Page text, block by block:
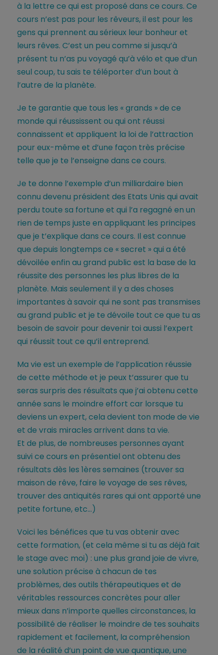
à la lettre ce qui est proposé dans ce cours. Ce
cours n’est pas pour les rêveurs, il est pour les
gens qui prennent au sérieux leur bonheur et
leurs rêves. C’est un peu comme si jusqu’à
présent tu n’as pu voyagé qu’à vélo et que d’un
seul coup, tu sais te téléporter d’un bout à
l’autre de la planète.
Je te garantie que tous les « grands » de ce
monde qui réussissent ou qui ont réussi
connaissent et appliquent la loi de l’attraction
pour eux-même et d’une façon très précise
telle que je te l’enseigne dans ce cours.
Je te donne l’exemple d’un milliardaire bien
connu devenu président des Etats Unis qui avait
perdu toute sa fortune et qui l’a regagné en un
rien de temps juste en appliquant les principes
que je t’explique dans ce cours. Il est connue
que depuis longtemps ce « secret » qui a été
dévoilée enfin au grand public est la base de la
réussite des personnes les plus libres de la
planète. Mais seulement il y a des choses
importantes à savoir qui ne sont pas transmises
au grand public et je te dévoile tout ce que tu as
besoin de savoir pour devenir toi aussi l’expert
qui réussit tout ce qu’il entreprend.
Ma vie est un exemple de l’application réussie
de cette méthode et je peux t’assurer que tu
seras surpris des résultats que j’ai obtenu cette
année sans le moindre effort car lorsque tu
deviens un expert, cela devient ton mode de vie
et de vrais miracles arrivent dans ta vie.
Et de plus, de nombreuses personnes ayant
suivi ce cours en présentiel ont obtenu des
résultats dès les 1ères semaines (trouver sa
maison de rêve, faire le voyage de ses rêves,
trouver des antiquités rares qui ont apporté une
petite fortune, etc…)
Voici les bénéfices que tu vas obtenir avec
cette formation, (et cela même si tu as déjà fait
le stage avec moi) : une plus grand joie de vivre,
une solution précise à chacun de tes
problèmes, des outils thérapeutiques et de
véritables ressources concrètes pour aller
mieux dans n’importe quelles circonstances, la
possibilité de réaliser le moindre de tes souhaits
rapidement et facilement, la compréhension
de la réalité d’un point de vue quantique, une